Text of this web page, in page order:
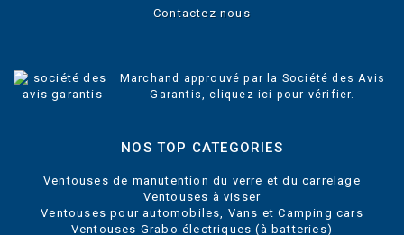
Contactez nous
Marchand approuvé par la Société des Avis
Garantis,cliquez ici pour vérifier
NOS TOP CATEGORIES
Ventouses de manutention du verre et du carrelage
Ventouses à visser
Ventouses pour automobiles, Vans et Camping cars
Ventouses Grabo électriques (à batteries)